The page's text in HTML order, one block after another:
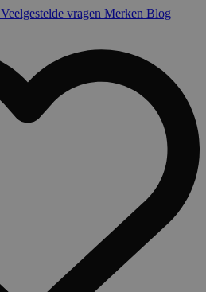
Veelgestelde vragen Merken Blog